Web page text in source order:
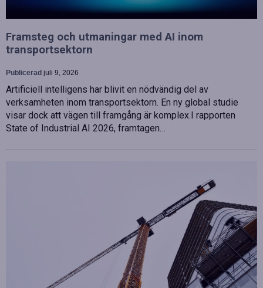
Framsteg och utmaningar med AI inom
transportsektorn
Publicerad juli 9, 2026
Artificiell intelligens har blivit en nödvändig del av
verksamheten inom transportsektorn. En ny global studie
visar dock att vägen till framgång är komplex.I rapporten
State of Industrial AI 2026, framtagen…